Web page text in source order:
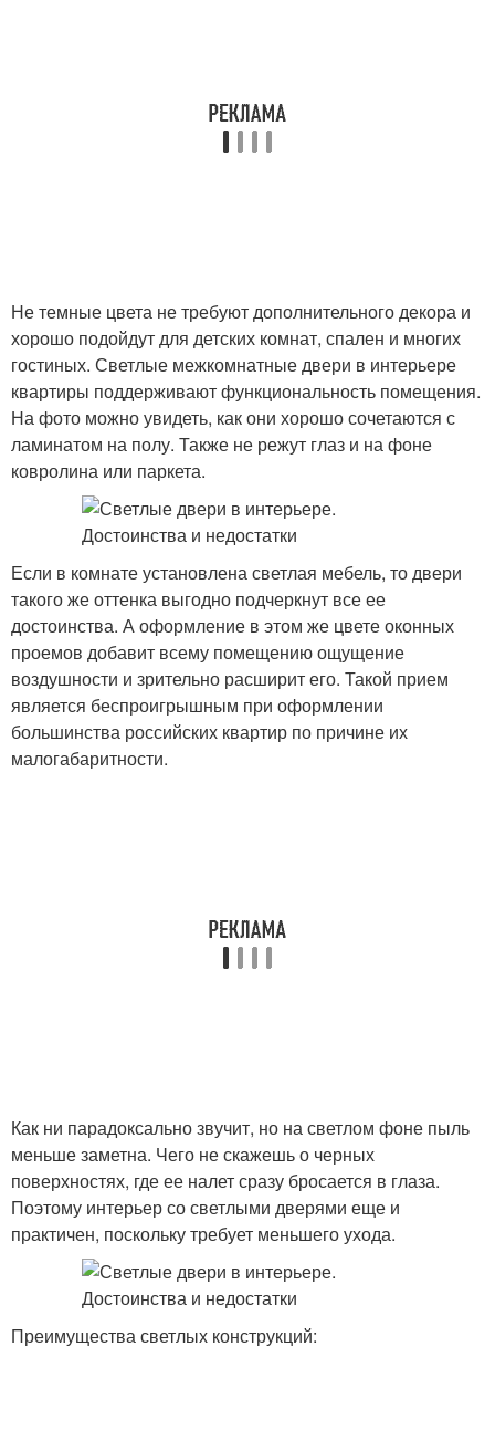
Не темные цвета не требуют дополнительного декора и
хорошо подойдут для детских комнат, спален и многих
гостиных. Светлые межкомнатные двери в интерьере
квартиры поддерживают функциональность помещения.
На фото можно увидеть, как они хорошо сочетаются с
ламинатом на полу. Также не режут глаз и на фоне
ковролина или паркета.
Если в комнате установлена светлая мебель, то двери
такого же оттенка выгодно подчеркнут все ее
достоинства. А оформление в этом же цвете оконных
проемов добавит всему помещению ощущение
воздушности и зрительно расширит его. Такой прием
является беспроигрышным при оформлении
большинства российских квартир по причине их
малогабаритности.
Как ни парадоксально звучит, но на светлом фоне пыль
меньше заметна. Чего не скажешь о черных
поверхностях, где ее налет сразу бросается в глаза.
Поэтому интерьер со светлыми дверями еще и
практичен, поскольку требует меньшего ухода.
Преимущества светлых конструкций: